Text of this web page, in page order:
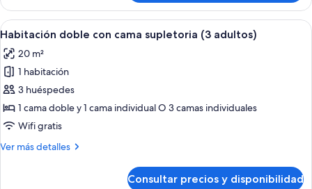
2
individuales
doble,
cama
o
2
individuales
Abrir
todas
las
fotos
de
Habitación
doble
cama
Una habitación de hotel moderna
5
Habitación doble con cama supletoria (3 adultos)
20 m²
1 habitación
3 huéspedes
1 cama doble y 1 cama individual O 3 camas individuales
Wifi gratis
Ver más detalles
Más
Consultar precios y disponibilidad